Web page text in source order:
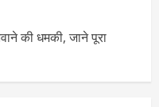
की धमकी, जाने पूरा